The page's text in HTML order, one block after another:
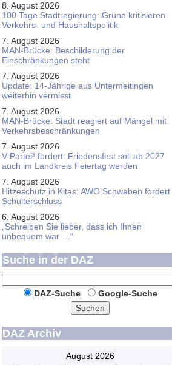
8. August 2026
100 Tage Stadtregierung: Grüne kritisieren
Verkehrs- und Haushaltspolitik
7. August 2026
MAN-Brücke: Beschilderung der
Einschränkungen steht
7. August 2026
Update: 14-Jährige aus Untermeitingen
weiterhin vermisst
7. August 2026
MAN-Brücke: Stadt reagiert auf Mängel mit
Verkehrsbeschränkungen
7. August 2026
V-Partei­³ fordert: Friedens­fest soll ab 2027
auch im Land­kreis Feier­tag werden
7. August 2026
Hitzeschutz in Kitas: AWO Schwaben fordert
Schulterschluss
6. August 2026
„Schreiben Sie lieber, dass ich Ihnen
unbequem war …“
Suche in der DAZ
DAZ-Suche
Google-Suche
Suchen
DAZ Archiv
August 2026